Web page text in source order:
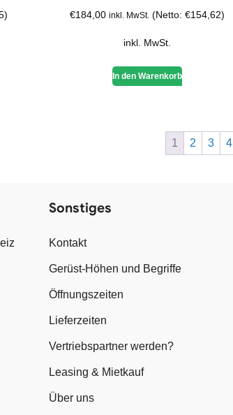
) €184,00 inkl. MwSt. (Netto: €154,62)
inkl. MwSt.
In den Warenkorb
1 2 3 4
Sonstiges
Kontakt
Gerüst-Höhen und Begriffe
Öffnungszeiten
Lieferzeiten
Vertriebspartner werden?
Leasing & Mietkauf
Über uns